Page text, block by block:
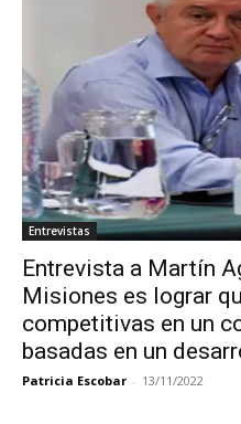
Entrevistas
Entrevista a Martín
Misiones es lograr
competitivas en un
basadas en un
Patricia Escobar - 13/11/2022